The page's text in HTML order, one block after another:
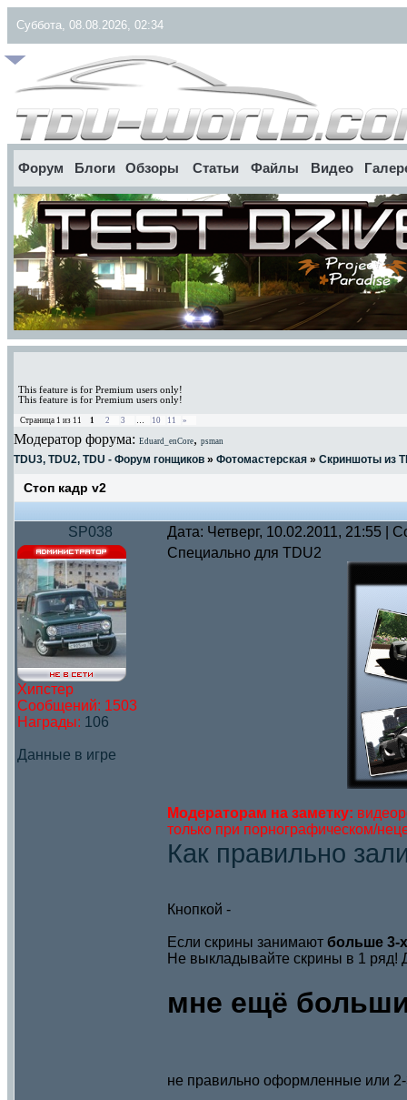
Суббота, 08.08.2026, 02:34
Форум Блоги Обзоры Статьи Файлы Видео
This feature is for Premium users only!
This feature is for Premium users only!
Страница 1 из 11 1 2 3 … 10 11 »
Модератор форума: Eduard_enCore, psman
TDU3, TDU2, TDU - Форум гонщиков » Фотомастерская » Скриншоты из
Стоп кадр v2
SP038 Дата: Четверг, 10.02.2011, 21:55 |
Хипстер
Сообщений: 1503
Награды: 106
Данные в игре
Специально для TDU2
Модераторам на заметку:
только при порнографическом/
Как правильно
Кнопкой -
Если скрины занимают больше 3-х
Не выкладывайте скрины в 1 ряд!
мне ещё
не правильно оформленные или